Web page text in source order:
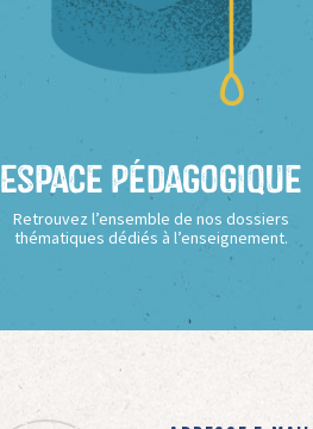
Espace Pédagogique
Retrouvez l’ensemble de nos dossiers
thématiques dédiés à l’enseignement.